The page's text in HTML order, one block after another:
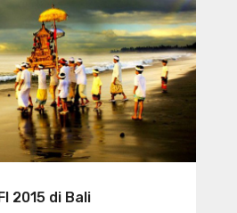
2015 di Bali